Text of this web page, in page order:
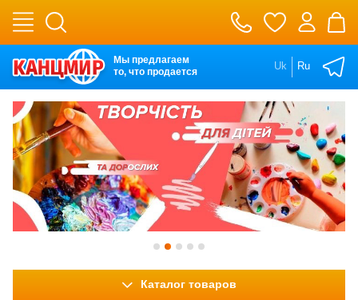
Мы предлагаем
то, что продается
Uk Ru
Каталог товаров